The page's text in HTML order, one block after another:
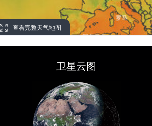
查看完整天气地图
卫星云图